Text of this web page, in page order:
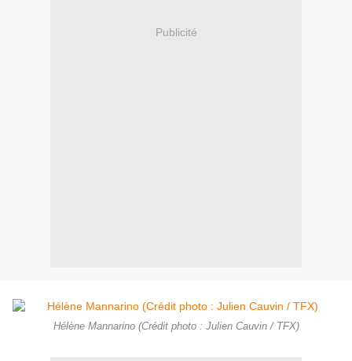
Publicité
Hélène Mannarino (Crédit photo : Julien Cauvin / TFX)